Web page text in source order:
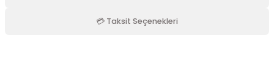
💳 Taksit Seçenekleri